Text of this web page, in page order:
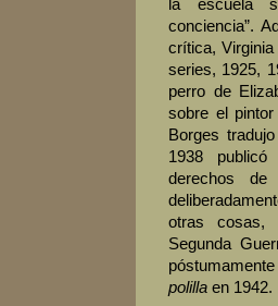
la escuela
conciencia”.
crítica,
series, 1925,
perro de
sobre el
Borges
1938
derechos
otras cosas,
Segunda
polilla en 1942.